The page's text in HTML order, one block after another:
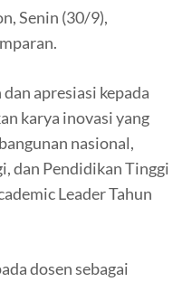
Senin (30/9),
apresiasi kepada
karya inovasi yang
nasional,
dan Pendidikan Tinggi
Leader Tahun
dosen sebagai